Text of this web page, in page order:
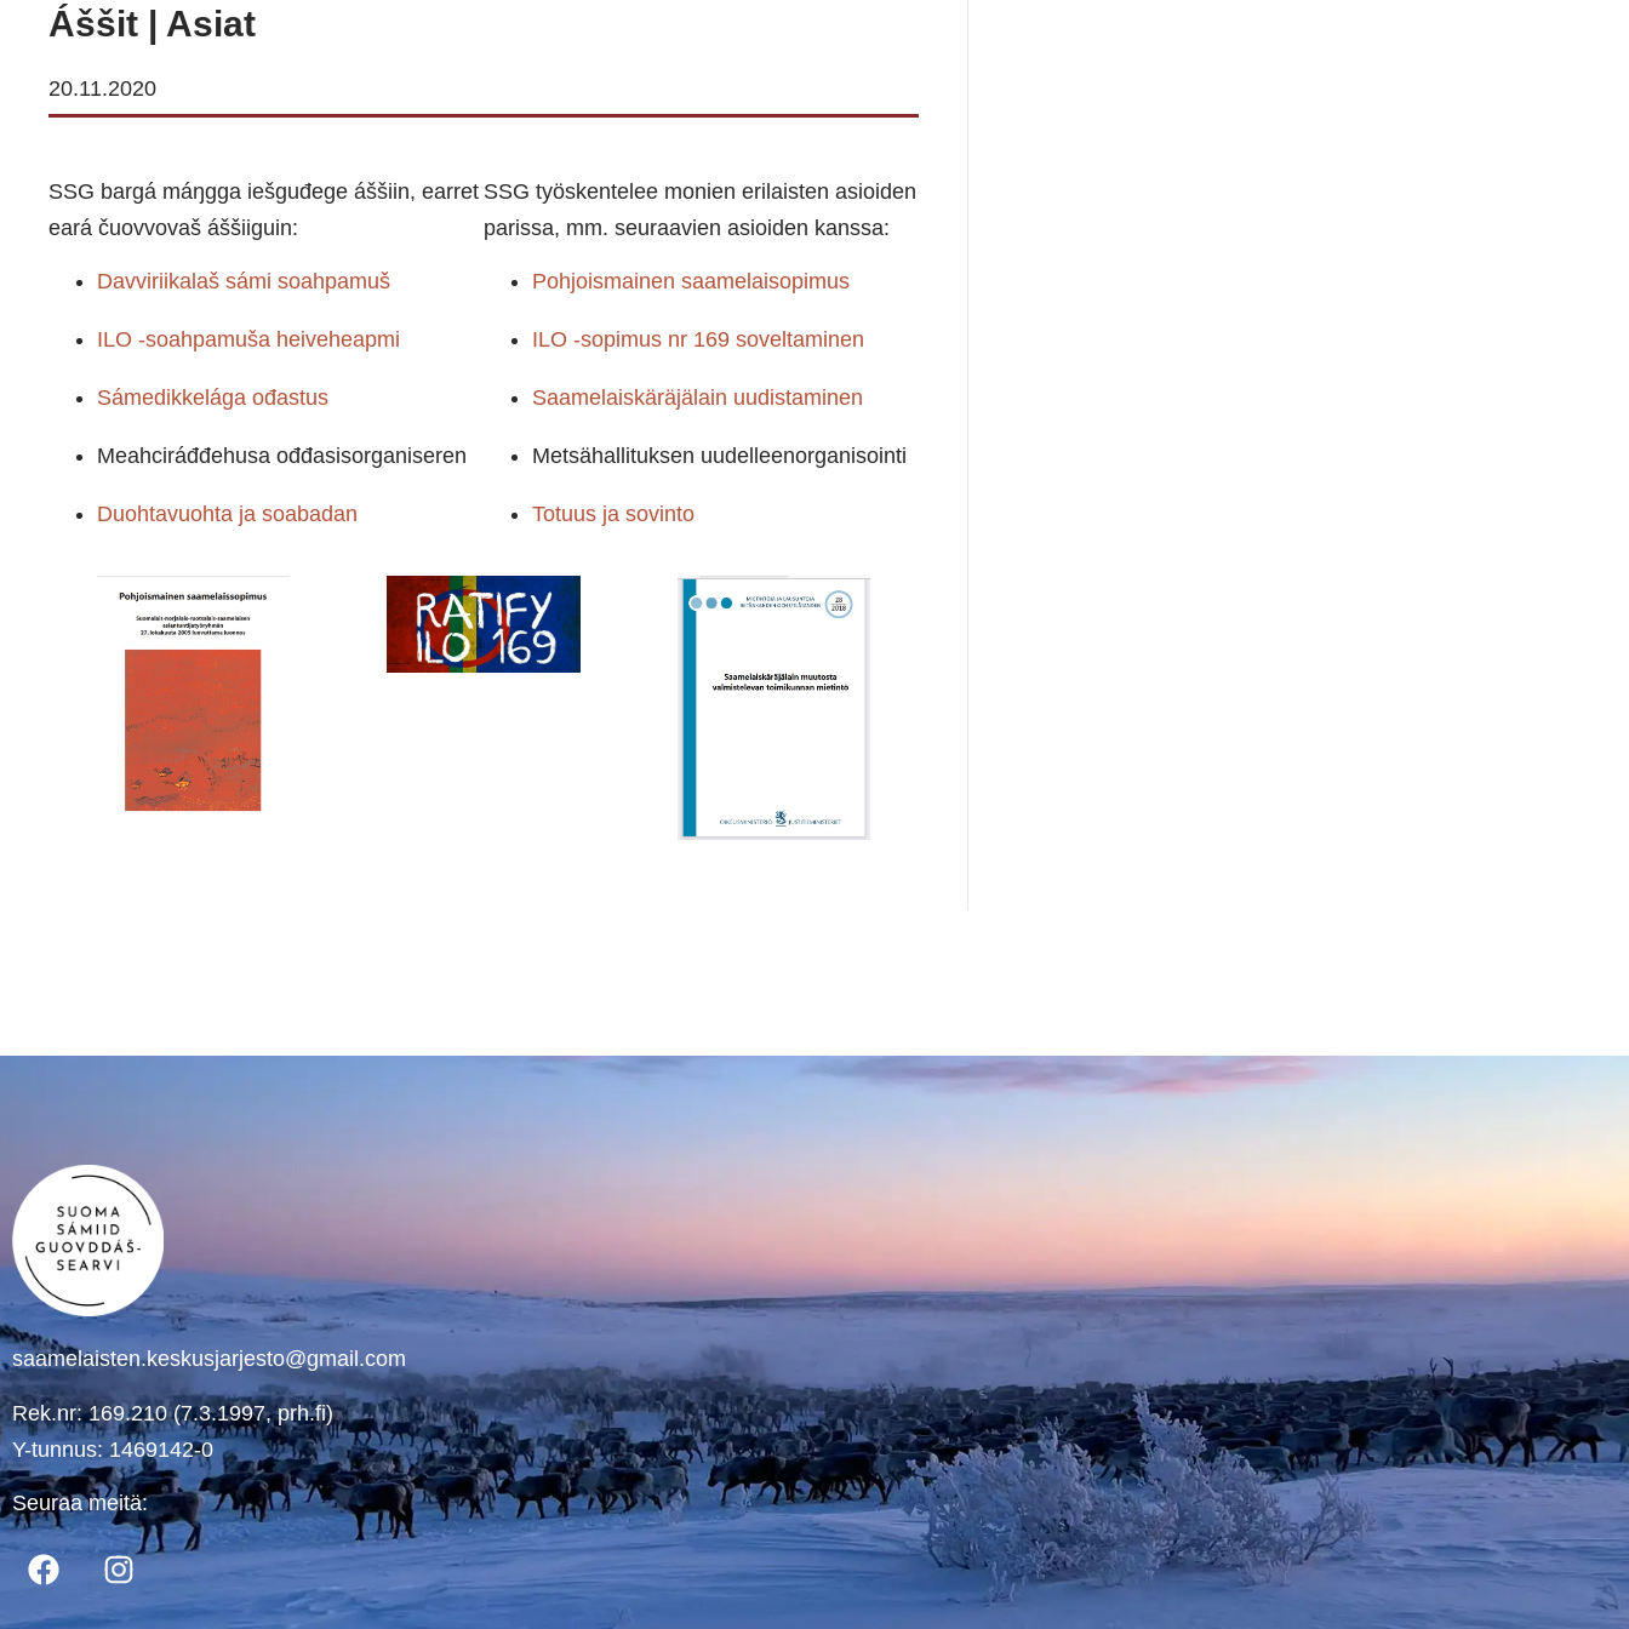
Áššit | Asiat
20.11.2020
SSG bargá máŋgga iešguđege áššiin, earret
eará čuovvovaš áššiiguin:
Davviriikalaš sámi soahpamuš
ILO -soahpamuša heiveheapmi
Sámedikkelága ođastus
Meahciráđđehusa ođđasisorganiseren
Duohtavuohta ja soabadan
SSG työskentelee monien erilaisten asioiden
parissa, mm. seuraavien asioiden kanssa:
Pohjoismainen saamelaisopimus
ILO -sopimus nr 169 soveltaminen
Saamelaiskäräjälain uudistaminen
Metsähallituksen uudelleenorganisointi
Totuus ja sovinto
saamelaisten.keskusjarjesto@gmail.com
Rek.nr: 169.210 (7.3.1997, prh.fi)
Y-tunnus: 1469142-0
Seuraa meitä: